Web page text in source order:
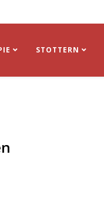
STOTTERN